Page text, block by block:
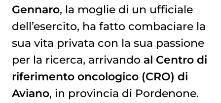
Gennaro, la moglie di un ufficiale
dell’esercito, ha fatto combaciare la
sua vita privata con la sua passione
per la ricerca, arrivando al Centro di
riferimento oncologico (CRO) di
Aviano, in provincia di Pordenone.